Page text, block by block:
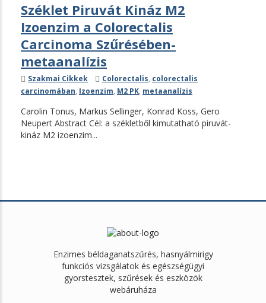
Széklet Piruvát Kináz M2
Izoenzim a Colorectalis
Carcinoma Szűrésében-
metaanalízis
Kategóriák
Szakmai Cikkek Címkék
Colorectalis, colorectalis
carcinomában, Izoenzim, M2 PK, metaanalízis
Carolin Tonus, Markus Sellinger, Konrad Koss, Gero
Neupert Abstract Cél: a székletből kimutatható piruvát-
kináz M2 izoenzim...
Enzimes béldaganatszűrés, hasnyálmirigy
funkciós vizsgálatok és egészségügyi
gyorstesztek, szűrések és eszközök
webáruháza